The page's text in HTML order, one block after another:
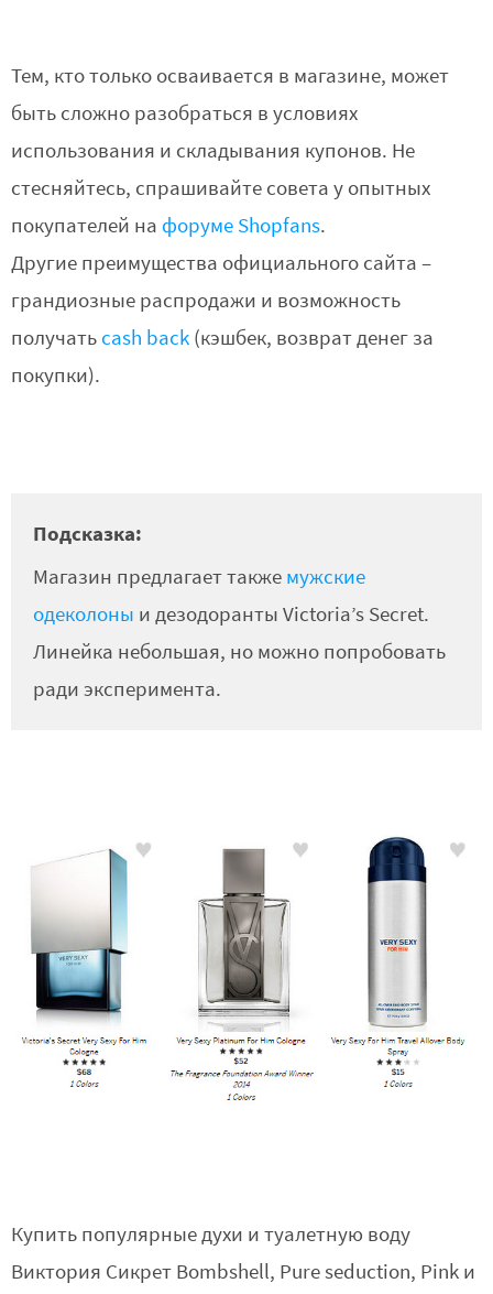
Тем, кто только осваивается в магазине, может
быть сложно разобраться в условиях
использования и складывания купонов. Не
стесняйтесь, спрашивайте совета у опытных
покупателей на форуме Shopfans.
Другие преимущества официального сайта –
грандиозные распродажи и возможность
получатьcash back(кэшбек, возврат денег за
покупки).
Подсказка:
Магазин предлагает также мужские
одеколоны и дезодоранты Victoria’s Secret.
Линейка небольшая, но можно попробовать
ради эксперимента.
Купить популярные духи и туалетную воду
Виктория Сикрет Bombshell, Pure seduction, Pink и